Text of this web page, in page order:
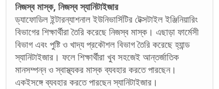
নিজস্ব মাস্ক, নিজস্ব স্যানিটাইজার
ড্যাফোডিল ইন্টারন্যাশনাল ইউনিভার্সিটির টেক্সটাইল ইঞ্জিনিয়ারিং
বিভাগের শিক্ষার্থীরা তৈরি করেছে নিজস্ব মাস্ক। এছাড়া ফার্মেসী
বিভাগ এবং পুষ্টি ও খাদ্য প্রকৌশল বিভাগ তৈরি করেছে হ্যান্ড
স্যানিটাইজার। ফলে শিক্ষার্থীরা খুব সহজেই আন্তর্জাতিক
মানসম্পন্ন ও স্বাস্থ্যকর মাস্ক ব্যবহার করতে পারছেন।
একইসঙ্গে ব্যবহার করতে পারছেন স্যানিটাইজার।